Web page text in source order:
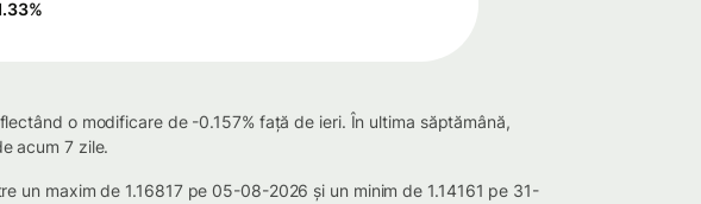
%
o modificare de -0.157% față de ieri. În ultima săptămână,
acum 7 zile.
un maxim de 1.16817 pe 05-08-2026 și un minim de 1.14161 pe 31-